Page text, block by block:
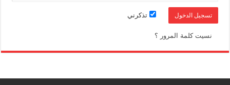
تذكرني
نسيت كلمة المرور ؟